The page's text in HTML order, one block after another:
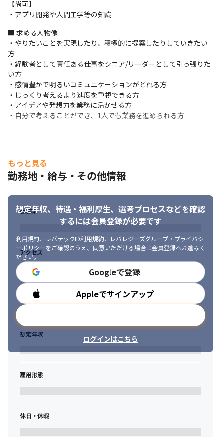
・大手生活用品メーカー様のブランドサイトのリニューアル/運用
・大手コンビニエンスストア様のアプリの制作/開発
・大手飲料会社様のプロモーション/キャンペーン/イベントサイト
開発
・大手通信キャリア様のECサイト開発
など
■ この仕事の面白み、魅力
・経営層に近い立場でチームのリードやマネージメントを行うこ
とができるポジションです
・大手企業の案件も含め、9割以上（2023年12月時点）が直請け
であるため、企画から携われる環境です
です
・業界問わずさまざまな案件に対応しているため、幅広い業務を
経験できるほか、得意分野を活かした提案もできます
【尚可】
・アプリ開発や人間工学等の知識
■ 求める人物像
・やりたいことを実現したり、積極的に提案したりしていきたい
方
・経験者として責任ある仕事をシニア/リーダーとして引っ張りた
い方
・感情豊かで明るいコミュニケーションがとれる方
・じっくり考えるより速度を重視できる方
・アイデアや発想力を業務に活かせる方
・自分で考えることができ、1人でも業務を進められる方
もっと見る
勤務地・給与・その他情報
想定年収、待遇・福利厚生、 選考プロセスなどを確認
するには会員登録が必要です
利用規約、 レバテックID利用規約、
レバレジーズグループ・プライバシ
ーポリシーをご確認のうえ、同意いただける場合は会員登録へお進みく
ださい。
Googleで登録
Appleでサインアップ
ログインはこちら
勤務地
アクセス
勤務時間
想定年収
雇用形態
休日・休暇